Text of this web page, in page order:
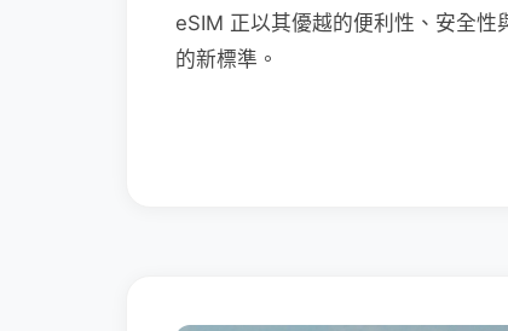
eSIM 正以其優越的便利性、安全
的新標準。